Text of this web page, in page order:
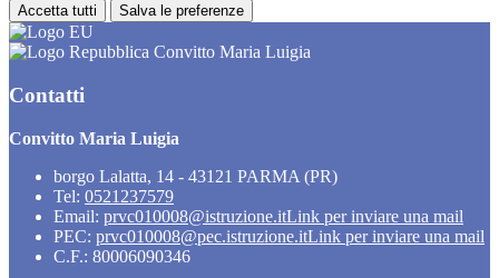
Accetta tutti Salva le preferenze
Convitto Maria Luigia
Contatti
Convitto Maria Luigia
borgo Lalatta, 14 - 43121 PARMA (PR)
Tel: 0521237579
Email: prvc010008@istruzione.itLink per inviare una mail
PEC: prvc010008@pec.istruzione.itLink per inviare una mail
C.F.: 80006090346